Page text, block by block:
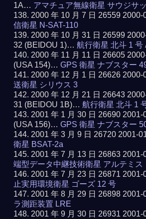
1A… アマチュア無線衛星 サウジサ
2000 年 10 月 7 日 26559
信衛星 N-SAT-110
2000 年 10 月 31 日 26599
32 (BEIDOU 1)…航行衛星 北斗 1 号
2000 年 11 月 11 日 26605
(USA 154)…GPS 衛星 ナブスター
2000 年 12 月 1 日 26626
送衛星 シリウス 3
2000 年 12 月 21 日 26643
31 (BEIDOU 1B)…航行衛星 北斗 1
2001 年 1 月 30 日 26690
(USA 156)…GPS 衛星 ナブスター
2001 年 3 月 9 日 26720 2001-
衛星 BSAT-2a
2001 年 7 月 13 日 26863
端型データ中継技術衛星 アルテミス
2001 年 7 月 23 日 26871
止実用環境衛星 ゴーズ 12 号
2001 年 8 月 29 日 26898
ラ測距装置 LRE
2001 年 9 月 30 日 26931